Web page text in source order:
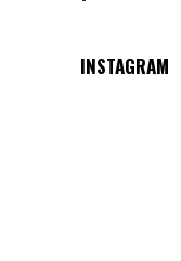
INSTAGRAM